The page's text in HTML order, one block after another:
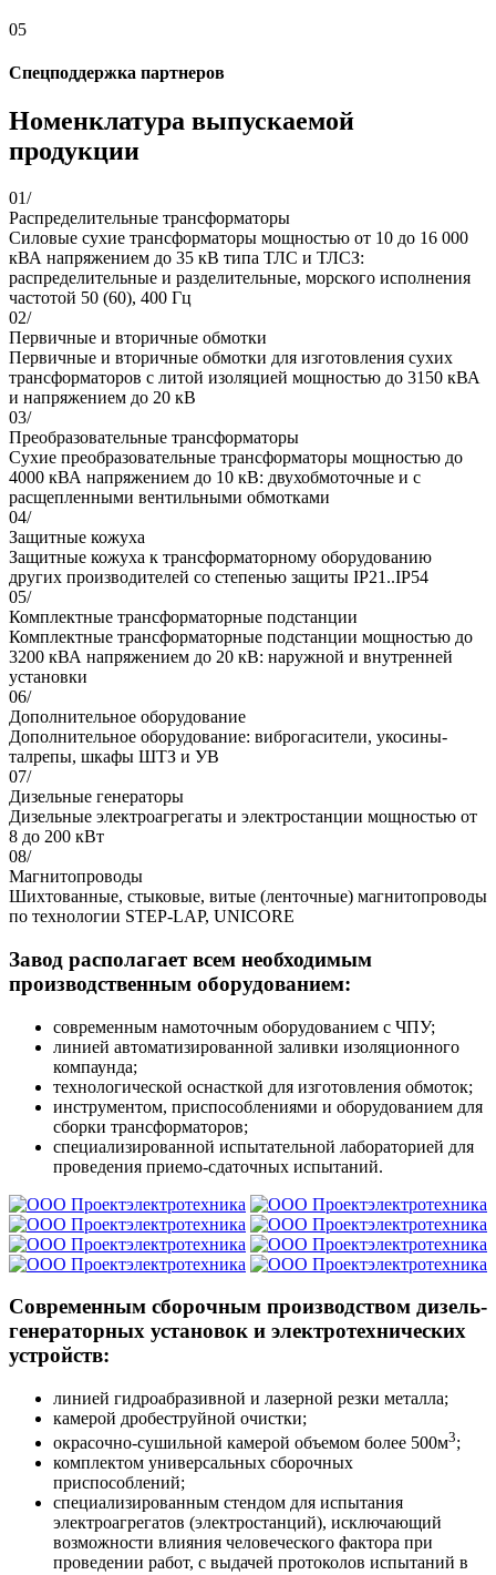
05
Спецподдержка партнеров
Номенклатура выпускаемой
продукции
01/
Распределительные трансформаторы
Силовые сухие трансформаторы мощностью от 10 до 16 000
кВА напряжением до 35 кВ типа ТЛС и ТЛСЗ:
распределительные и разделительные, морского исполнения
частотой 50 (60), 400 Гц
02/
Первичные и вторичные обмотки
Первичные и вторичные обмотки для изготовления сухих
трансформаторов с литой изоляцией мощностью до 3150 кВА
и напряжением до 20 кВ
03/
Преобразовательные трансформаторы
Сухие преобразовательные трансформаторы мощностью до
4000 кВА напряжением до 10 кВ: двухобмоточные и с
расщепленными вентильными обмотками
04/
Защитные кожуха
Защитные кожуха к трансформаторному оборудованию
других производителей со степенью защиты IP21..IP54
05/
Комплектные трансформаторные подстанции
Комплектные трансформаторные подстанции мощностью до
3200 кВА напряжением до 20 кВ: наружной и внутренней
установки
06/
Дополнительное оборудование
Дополнительное оборудование: виброгасители, укосины-
талрепы, шкафы ШТЗ и УВ
07/
Дизельные генераторы
Дизельные электроагрегаты и электростанции мощностью от
8 до 200 кВт
08/
Магнитопроводы
Шихтованные, стыковые, витые (ленточные) магнитопроводы
по технологии STEP-LAP, UNICORE
Завод располагает всем необходимым
производственным оборудованием:
современным намоточным оборудованием с ЧПУ;
линией автоматизированной заливки изоляционного
компаунда;
технологической оснасткой для изготовления обмоток;
инструментом, приспособлениями и оборудованием для
сборки трансформаторов;
специализированной испытательной лабораторией для
проведения приемо-сдаточных испытаний.
Современным сборочным производством дизель-
генераторных установок и электротехнических
устройств:
линией гидроабразивной и лазерной резки металла;
камерой дробеструйной очистки;
окрасочно-сушильной камерой объемом более 500м3;
комплектом универсальных сборочных
приспособлений;
специализированным стендом для испытания
электроагрегатов (электростанций), исключающий
возможности влияния человеческого фактора при
проведении работ, с выдачей протоколов испытаний в